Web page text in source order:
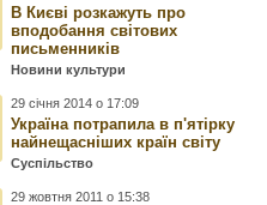
В Києві розкажуть про
вподобання світових
письменників
Новини культури
29 січня 2014 о 17:09
Україна потрапила в п'ятірку
найнещасніших країн світу
Суспільство
29 жовтня 2011 о 15:38